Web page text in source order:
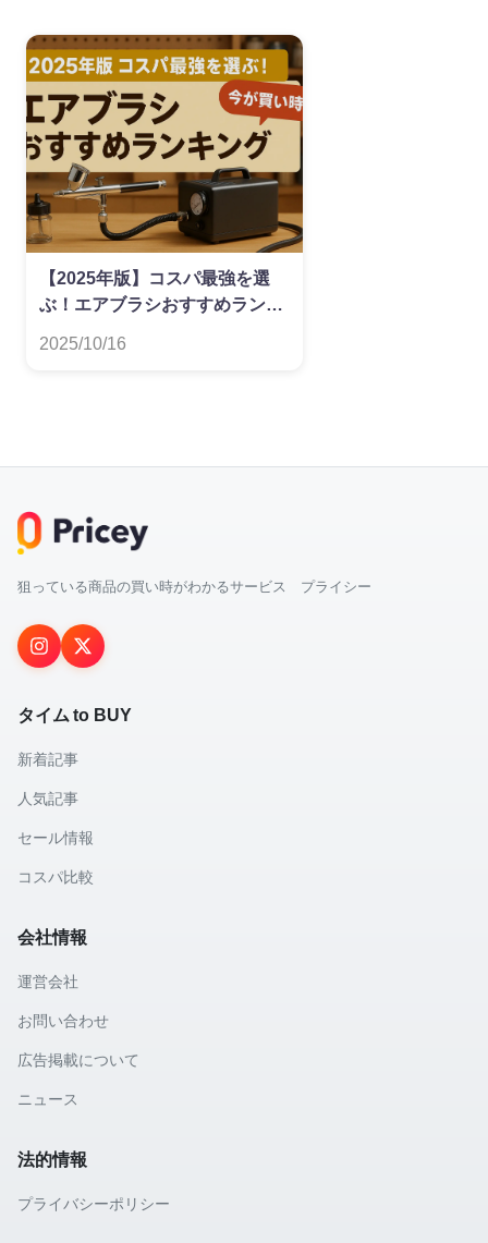
【2025年版】コスパ最強を選
ぶ！エアブラシおすすめランキ
2025/10/16
狙っている商品の買い時がわかるサービス プライシー
タイム to BUY
新着記事
人気記事
セール情報
コスパ比較
会社情報
運営会社
お問い合わせ
広告掲載について
ニュース
法的情報
プライバシーポリシー